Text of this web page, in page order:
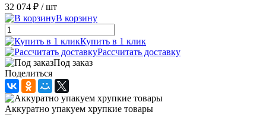
32 074 ₽ / шт
В корзину
Купить в 1 клик
Рассчитать доставку
Под заказ
Поделиться
Аккуратно упакуем хрупкие товары